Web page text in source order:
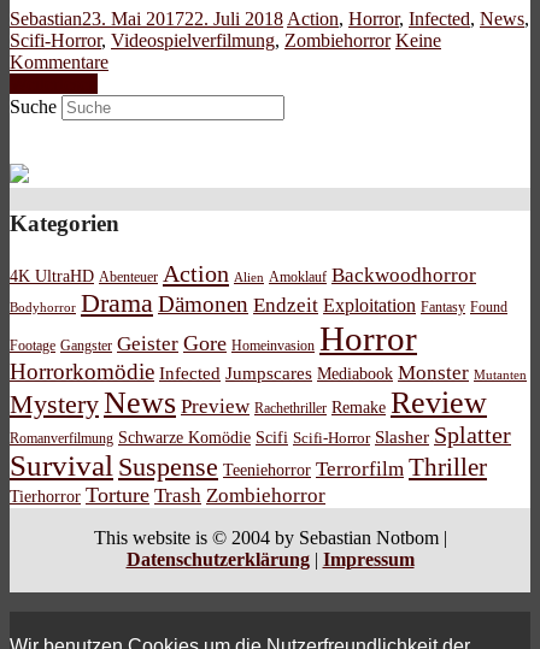
Sebastian23. Mai 201722. Juli 2018 Action, Horror, Infected, News,
Scifi-Horror, Videospielverfilmung, Zombiehorror Keine
Kommentare
Suche
Kategorien
4K UltraHD Abenteuer Action Alien Amoklauf Backwoodhorror
Bodyhorror Drama Dämonen Endzeit Exploitation Fantasy Found
Footage Gangster Geister Gore Homeinvasion Horror
Horrorkomödie Infected Jumpscares Mediabook Monster Mutanten
MysteryNews Preview Rachethriller Remake Review
Romanverfilmung Schwarze Komödie Scifi Scifi-Horror Slasher Splatter
Survival Suspense Teeniehorror Terrorfilm Thriller
Tierhorror Torture Trash Zombiehorror
This website is © 2004 by Sebastian Notbom |
Datenschutzerklärung| Impressum